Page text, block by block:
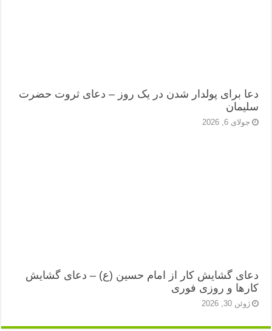
دعا برای پولدار شدن در یک روز – دعای ثروت حضرت
سلیمان
جولای 6, 2026
دعای گشایش کار از امام حسین (ع) – دعای گشایش
کارها و روزی فوری
ژوئن 30, 2026